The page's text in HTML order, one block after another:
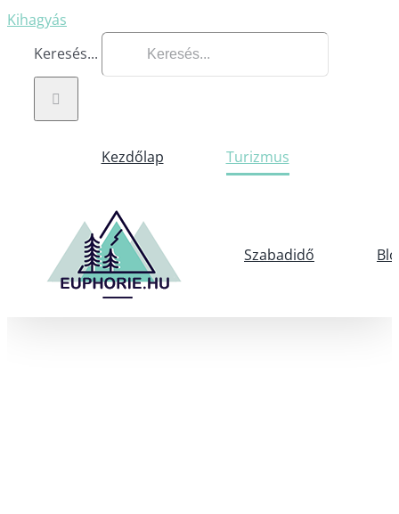
Kihagyás
Keresés...
Kezdőlap Turizmus
Szabadidő